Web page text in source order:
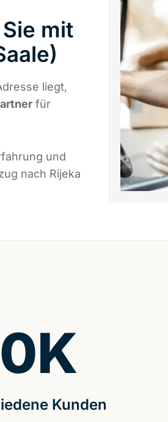
mit
liegt,
für
und
nach Rijeka
Kunden
0K